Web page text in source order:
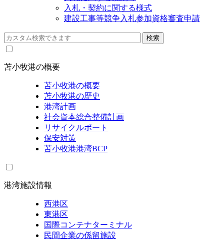
入札・契約に関する様式
建設工事等競争入札参加資格審査申請
苫小牧港の概要
苫小牧港の概要
苫小牧港の歴史
港湾計画
社会資本総合整備計画
リサイクルポート
保安対策
苫小牧港港湾BCP
港湾施設情報
西港区
東港区
国際コンテナターミナル
民間企業の係留施設